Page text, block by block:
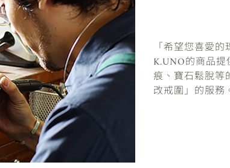
「希望您喜愛
K.UNO的商品
痕、寶石鬆脫等
改戒圍」的服務